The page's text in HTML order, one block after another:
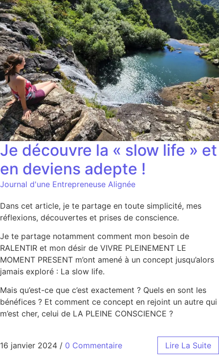
Je découvre la « slow life » et
en deviens adepte !
Journal d'une Entrepreneuse Alignée
Dans cet article, je te partage en toute simplicité, mes
réflexions, découvertes et prises de conscience.
Je te partage notamment comment mon besoin de
RALENTIR et mon désir de VIVRE PLEINEMENT LE
MOMENT PRESENT m’ont amené à un concept jusqu’alors
jamais exploré : La slow life.
Mais qu’est-ce que c’est exactement ? Quels en sont les
bénéfices ? Et comment ce concept en rejoint un autre qui
m’est cher, celui de LA PLEINE CONSCIENCE ?
16 janvier 2024 / 0 Commentaire Lire La Suite